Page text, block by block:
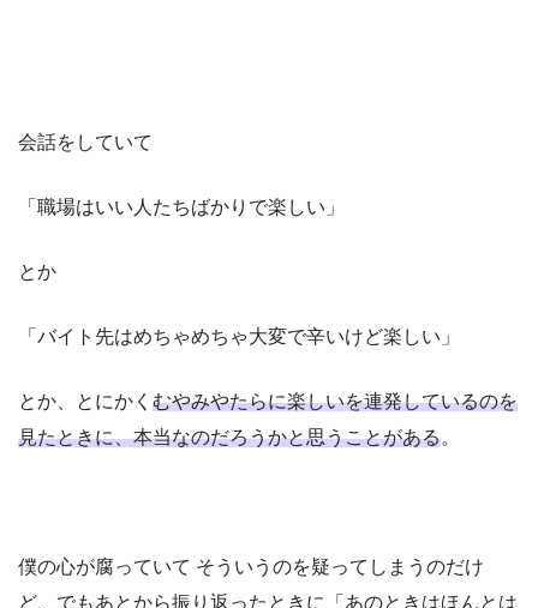
会話をしていて
「職場はいい人たちばかりで楽しい」
とか
「バイト先はめちゃめちゃ大変で辛いけど楽しい」
とか、とにかく むやみやたらに楽しいを連発しているのを
見たときに、本当なのだろうかと思うことがある。
僕の心が腐っていて そういうのを疑ってしまうのだけ
ど、でもあとから振り返ったときに「あのときはほんとは